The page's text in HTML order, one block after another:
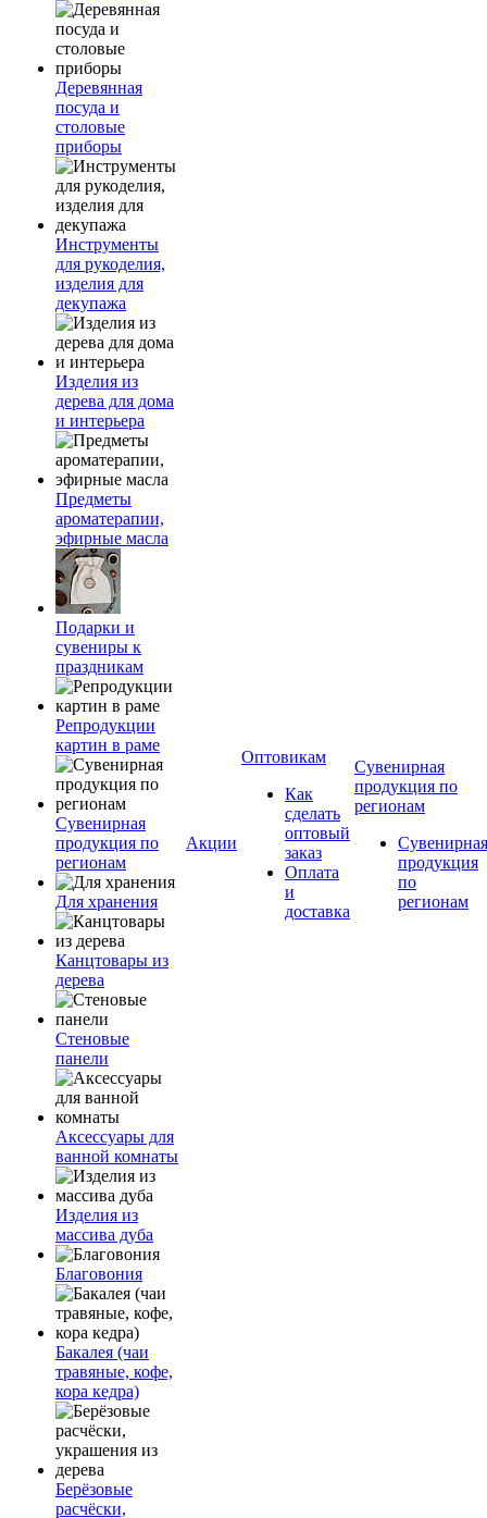
Деревянная
посуда и
столовые
приборы
Инструменты
для рукоделия,
изделия для
декупажа
Изделия из
дерева для дома
и интерьера
Предметы
ароматерапии,
эфирные масла
Подарки и
сувениры к
праздникам
Репродукции
картин в раме
Сувенирная
продукция по
регионам
Для хранения
Канцтовары из
дерева
Стеновые
панели
Аксессуары для
ванной комнаты
Изделия из
массива дуба
Благовония
Бакалея (чаи
травяные, кофе,
кора кедра)
Берёзовые
расчёски,
Акции
Оптовикам
Как
сделать
оптовый
заказ
Оплата
и
доставка
Сувенирная
продукция по
регионам
Сувенирная
продукция
по
регионам